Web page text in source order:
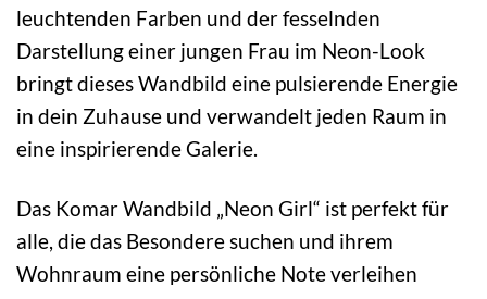
leuchtenden Farben und der fesselnden
Darstellung einer jungen Frau im Neon-Look
bringt dieses Wandbild eine pulsierende Energie
in dein Zuhause und verwandelt jeden Raum in
eine inspirierende Galerie.
Das Komar Wandbild „Neon Girl“ ist perfekt für
alle, die das Besondere suchen und ihrem
Wohnraum eine persönliche Note verleihen